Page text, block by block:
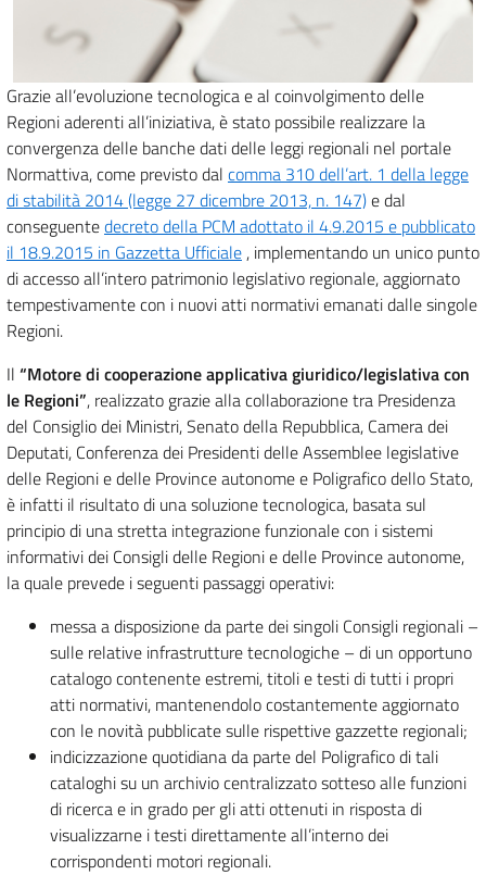
Grazie all’evoluzione tecnologica e al coinvolgimento delle
Regioni aderenti all’iniziativa, è stato possibile realizzare la
convergenza delle banche dati delle leggi regionali nel portale
Normattiva, come previsto dal comma 310 dell’art. 1 della legge
di stabilità 2014 (legge 27 dicembre 2013, n. 147)e dal
conseguentedecreto della PCM adottato il 4.9.2015 e pubblicato
il 18.9.2015 in Gazzetta Ufficiale , implementando un unico punto
di accesso all’intero patrimonio legislativo regionale, aggiornato
tempestivamente con i nuovi atti normativi emanati dalle singole
Regioni.
Il “Motore di cooperazione applicativa giuridico/legislativa con
le Regioni”, realizzato grazie alla collaborazione tra Presidenza
del Consiglio dei Ministri, Senato della Repubblica, Camera dei
Deputati, Conferenza dei Presidenti delle Assemblee legislative
delle Regioni e delle Province autonome e Poligrafico dello Stato,
è infatti il risultato di una soluzione tecnologica, basata sul
principio di una stretta integrazione funzionale con i sistemi
informativi dei Consigli delle Regioni e delle Province autonome,
la quale prevede i seguenti passaggi operativi:
messa a disposizione da parte dei singoli Consigli regionali –
sulle relative infrastrutture tecnologiche – di un opportuno
catalogo contenente estremi, titoli e testi di tutti i propri
atti normativi, mantenendolo costantemente aggiornato
con le novità pubblicate sulle rispettive gazzette regionali;
indicizzazione quotidiana da parte del Poligrafico di tali
cataloghi su un archivio centralizzato sotteso alle funzioni
di ricerca e in grado per gli atti ottenuti in risposta di
visualizzarne i testi direttamente all’interno dei
corrispondenti motori regionali.